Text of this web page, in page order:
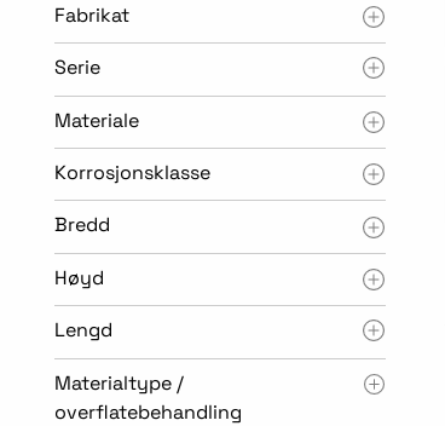
Fabrikat
Serie
Materiale
Korrosjonsklasse
Bredd
Høyd
Lengd
Materialtype /
overflatebehandling